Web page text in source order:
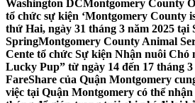
Washington DCMontgomery County
tổ chức sự kiện ‘Montgomery County
thứ Hai, ngày 31 tháng 3 năm 2025 tại
SpringMontgomery County Animal
Cente tổ chức Sự kiện Nhận nuôi Chó
Lucky Pup” từ ngày 14 đến 17 tháng 3
FareShare của Quận Montgomery
việc tại Quận Montgomery có thể